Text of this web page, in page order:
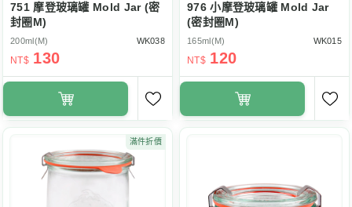
751 摩登玻璃罐 Mold Jar (密
封圈M)
200ml(M) WK038
NT$ 130
976 小摩登玻璃罐 Mold Jar
(密封圈M)
165ml(M) WK015
NT$ 120
滿件折價